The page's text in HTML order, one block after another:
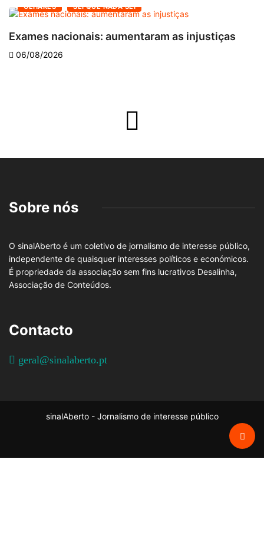
OLHARES SEI QUE NADA SEI
Exames nacionais: aumentaram as injustiças
06/08/2026
Sobre nós
O sinalAberto é um coletivo de jornalismo de interesse público,
independente de quaisquer interesses políticos e económicos.
É propriedade da associação sem fins lucrativos Desalinha,
Associação de Conteúdos.
Contacto
geral@sinalaberto.pt
sinalAberto - Jornalismo de interesse público